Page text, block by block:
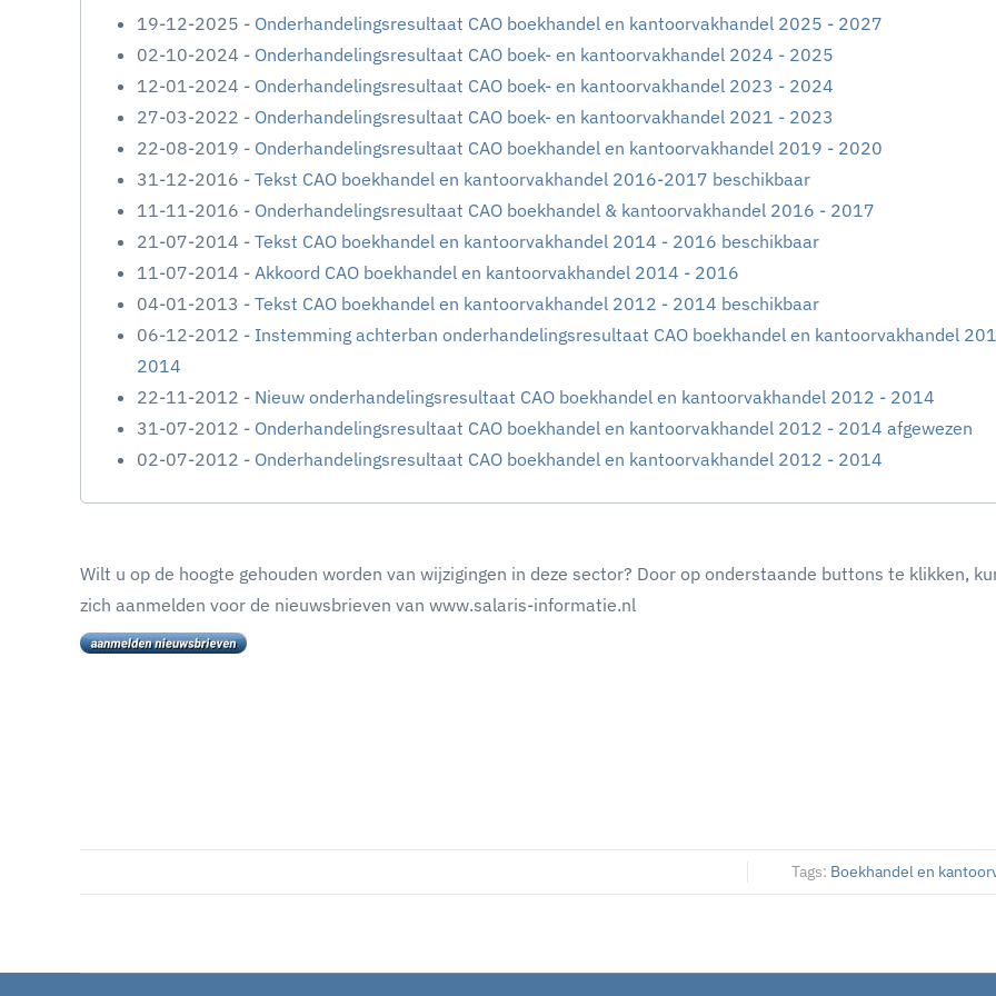
19-12-2025 - Onderhandelingsresultaat CAO boekhandel en kantoorvakhandel 2025 - 2027
02-10-2024 - Onderhandelingsresultaat CAO boek- en kantoorvakhandel 2024 - 2025
12-01-2024 - Onderhandelingsresultaat CAO boek- en kantoorvakhandel 2023 - 2024
27-03-2022 - Onderhandelingsresultaat CAO boek- en kantoorvakhandel 2021 - 2023
22-08-2019 - Onderhandelingsresultaat CAO boekhandel en kantoorvakhandel 2019 - 2020
31-12-2016 - Tekst CAO boekhandel en kantoorvakhandel 2016-2017 beschikbaar
11-11-2016 - Onderhandelingsresultaat CAO boekhandel & kantoorvakhandel 2016 - 2017
21-07-2014 - Tekst CAO boekhandel en kantoorvakhandel 2014 - 2016 beschikbaar
11-07-2014 - Akkoord CAO boekhandel en kantoorvakhandel 2014 - 2016
04-01-2013 - Tekst CAO boekhandel en kantoorvakhandel 2012 - 2014 beschikbaar
06-12-2012 - Instemming achterban onderhandelingsresultaat CAO boekhandel en kantoorvakhandel
2014
22-11-2012 - Nieuw onderhandelingsresultaat CAO boekhandel en kantoorvakhandel 2012 - 2014
31-07-2012 - Onderhandelingsresultaat CAO boekhandel en kantoorvakhandel 2012 - 2014 afgewezen
02-07-2012 - Onderhandelingsresultaat CAO boekhandel en kantoorvakhandel 2012 - 2014
Wilt u op de hoogte gehouden worden van wijzigingen in deze sector? Door op onderstaande buttons te klikken,
zich aanmelden voor de nieuwsbrieven van www.salaris-informatie.nl
Tags: Boekhandel en